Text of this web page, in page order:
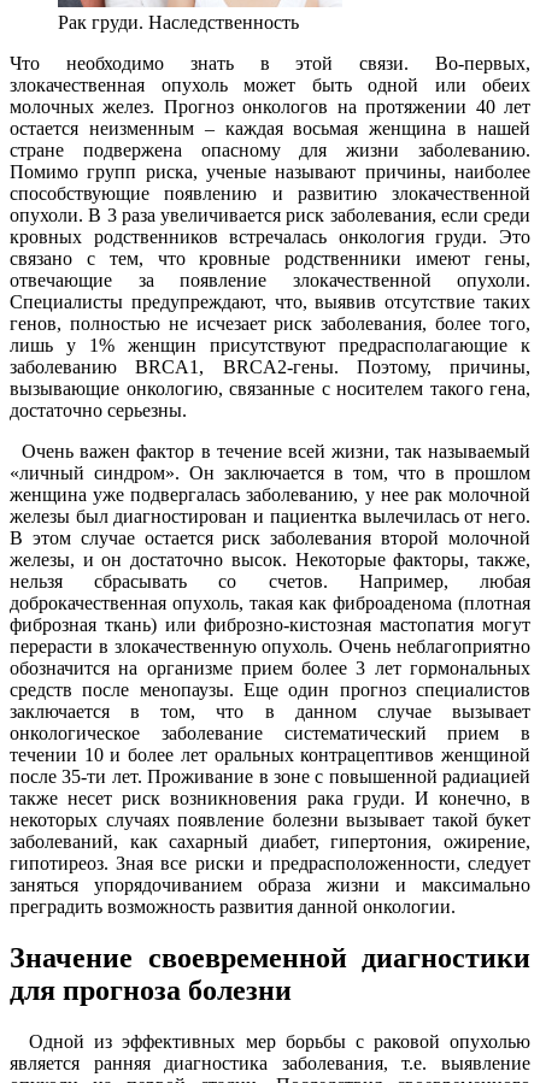
Рак груди. Наследственность
Что необходимо знать в этой связи. Во-первых,
злокачественная опухоль может быть одной или обеих
молочных желез. Прогноз онкологов на протяжении 40 лет
остается неизменным – каждая восьмая женщина в нашей
стране подвержена опасному для жизни заболеванию.
Помимо групп риска, ученые называют причины, наиболее
способствующие появлению и развитию злокачественной
опухоли. В 3 раза увеличивается риск заболевания, если среди
кровных родственников встречалась онкология груди. Это
связано с тем, что кровные родственники имеют гены,
отвечающие за появление злокачественной опухоли.
Специалисты предупреждают, что, выявив отсутствие таких
генов, полностью не исчезает риск заболевания, более того,
лишь у 1% женщин присутствуют предрасполагающие к
заболеванию BRCA1, BRCA2-гены. Поэтому, причины,
вызывающие онкологию, связанные с носителем такого гена,
достаточно серьезны.
Очень важен фактор в течение всей жизни, так называемый
«личный синдром». Он заключается в том, что в прошлом
женщина уже подвергалась заболеванию, у нее рак молочной
железы был диагностирован и пациентка вылечилась от него.
В этом случае остается риск заболевания второй молочной
железы, и он достаточно высок. Некоторые факторы, также,
нельзя сбрасывать со счетов. Например, любая
доброкачественная опухоль, такая как фиброаденома (плотная
фиброзная ткань) или фиброзно-кистозная мастопатия могут
перерасти в злокачественную опухоль. Очень неблагоприятно
обозначится на организме прием более 3 лет гормональных
средств после менопаузы. Еще один прогноз специалистов
заключается в том, что в данном случае вызывает
онкологическое заболевание систематический прием в
течении 10 и более лет оральных контрацептивов женщиной
после 35-ти лет. Проживание в зоне с повышенной радиацией
также несет риск возникновения рака груди. И конечно, в
некоторых случаях появление болезни вызывает такой букет
заболеваний, как сахарный диабет, гипертония, ожирение,
гипотиреоз. Зная все риски и предрасположенности, следует
заняться упорядочиванием образа жизни и максимально
преградить возможность развития данной онкологии.
Значение своевременной диагностики
для прогноза болезни
Одной из эффективных мер борьбы с раковой опухолью
является ранняя диагностика заболевания, т.е. выявление